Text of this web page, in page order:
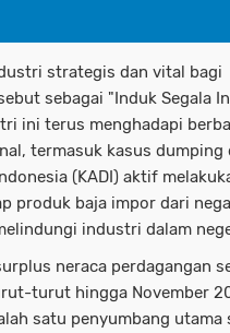
strategis dan vital bagi
sebagai "Induk Segala
ini terus menghadapi
termasuk kasus dumping
(KADI) aktif
produk baja impor dari
industri dalam
neraca perdagangan
turut hingga November
satu penyumbang utama